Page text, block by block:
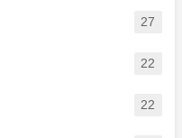
27
22
22